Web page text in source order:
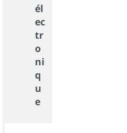
él
ec
tr
o
ni
q
u
e